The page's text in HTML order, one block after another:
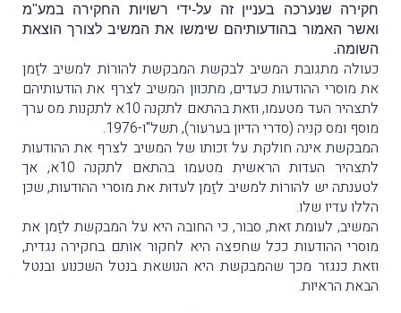
חקירה שנערכה בעניין זה על-ידי רשויות החקירה במע"מ
ואשר האמור בהודעותיהם שימשו את המשיב לצורך הוצאת
השומה.
כעולה מתגובת המשיב לבקשת המבקשת להורוֹת למשיב לזַמן
את מוסרי ההודעות כעדים, מתכוון המשיב לצרף את הודעותיהם
לתצהיר העד מטעמו, וזאת בהתאם לתקנה 10א לתקנות מס ערך
מוסף ומס קניה (סדרי הדיון בערעור), תשל"ו-1976.
המבקשת אינה חולקת על זכותו של המשיב לצרף את ההודעות
לתצהיר העדות הראשית מטעמו בהתאם לתקנה 10א, אך
לטענתה יש להורוֹת למשיב לזַמן לעדוּת את מוסרי ההודעות, שכּן
הללו עדיו שלו.
המשיב, לעומת זאת, סבור, כי החובה היא על המבקשת לזַמן את
מוסרי ההודעות ככל שחפצה היא לחקור אותם בחקירה נגדית,
וזאת כנגזר מכך שהמבקשת היא הנושאת בנטל השכנוע ובנטל
הבאת הראיות.